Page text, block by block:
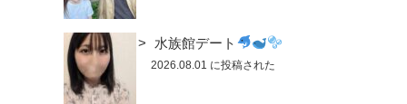
水族館デート
2026.08.01 に投稿された